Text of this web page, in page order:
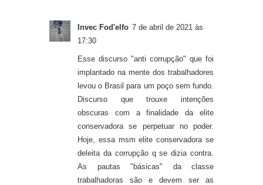
Invec Fod'elfo 7 de abril de 2021 às
17:30
Esse discurso "anti corrupção" que foi
implantado na mente dos trabalhadores
levou o Brasil para um poço sem fundo.
Discurso que trouxe intenções
obscuras com a finalidade da elite
conservadora se perpetuar no poder.
Hoje, essa msm elite conservadora se
deleita da corrupção q se dizia contra.
As pautas "básicas" da classe
trabalhadoras são e devem ser as